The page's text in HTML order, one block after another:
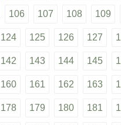
106 107 108 109
124 125 126 127
142 143 144 145
160 161 162 163
178 179 180 181